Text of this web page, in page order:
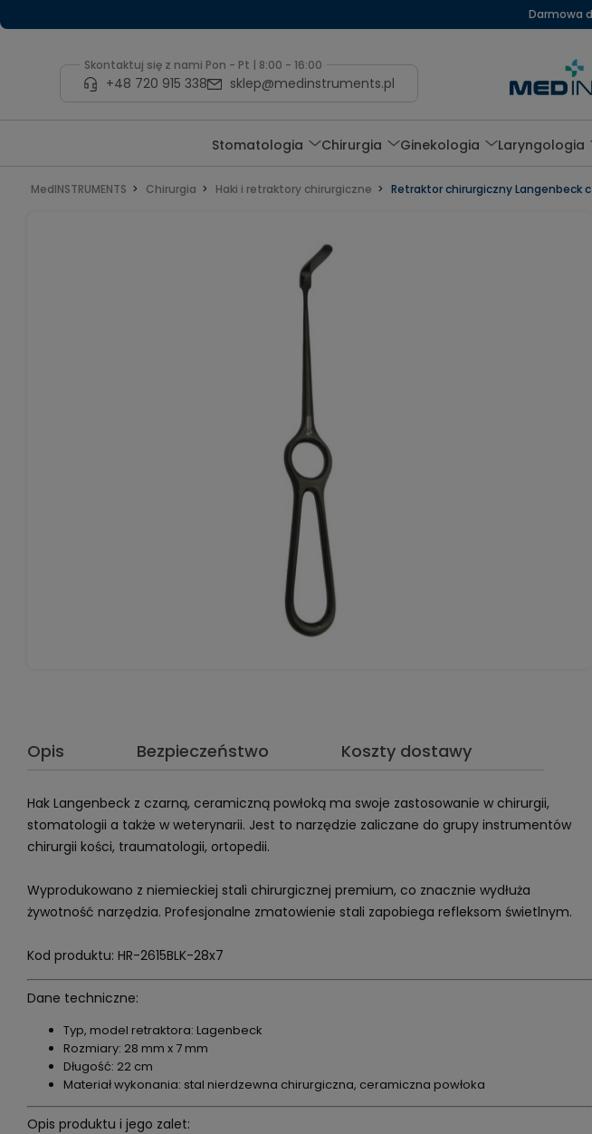
Darmowa
Skontaktuj się z nami Pon - Pt | 8:00 - 16:00
+48 720 915 338 sklep@medinstruments.pl
Stomatologia Chirurgia Ginekologia Laryngologia
MedINSTRUMENTS Chirurgia Haki i retraktory chirurgiczne Retraktor chirurgiczny Langenbeck
Opis Bezpieczeństwo Koszty dostawy
Hak Langenbeck z czarną, ceramiczną powłoką ma swoje zastosowanie w chirurgii,
stomatologii a także w weterynarii. Jest to narzędzie zaliczane do grupy instrumentów
chirurgii kości, traumatologii, ortopedii.
Wyprodukowano z niemieckiej stali chirurgicznej premium, co znacznie wydłuża
żywotność narzędzia. Profesjonalne zmatowienie stali zapobiega refleksom świetlnym.
Kod produktu: HR-2615BLK-28x7
Dane techniczne:
Typ, model retraktora: Lagenbeck
Rozmiary: 28 mm x 7 mm
Długość: 22 cm
Materiał wykonania: stal nierdzewna chirurgiczna, ceramiczna powłoka
Opis produktu i jego zalet: